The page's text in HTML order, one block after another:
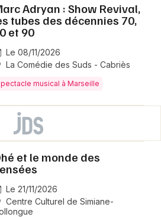
Adryan : Show Revival,
tubes des décennies 70,
et 90
Le 08/11/2026
La Comédie des Suds - Cabriès
musical à Marseille
et le monde des
Le 21/11/2026
Centre Culturel de Simiane-